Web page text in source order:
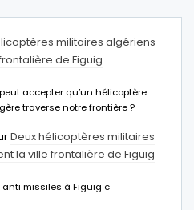
militaires algériens
de Figuig
accepter qu’un hélicoptère
traverse notre frontière ?
Deux hélicoptères militaires
la ville frontalière de Figuig
missiles à Figuig c